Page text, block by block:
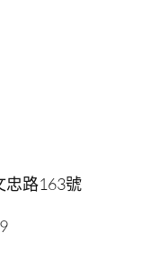
忠路163號